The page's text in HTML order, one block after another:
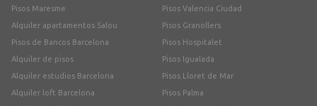
Pisos Maresme
Alquiler apartamentos Salou
Pisos de Bancos Barcelona
Alquiler de pisos
Alquiler estudios Barcelona
Alquiler loft Barcelona
Pisos Valencia Ciudad
Pisos Granollers
Pisos Hospitalet
Pisos Igualada
Pisos Lloret de Mar
Pisos Palma